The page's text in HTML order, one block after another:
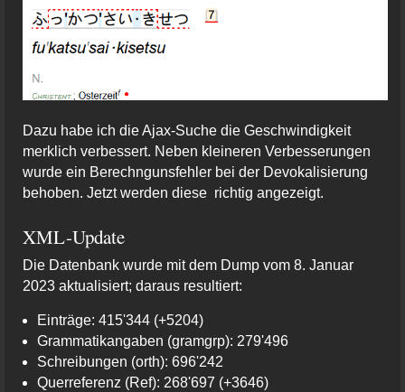
Dazu habe ich die Ajax-Suche die Geschwindigkeit
merklich verbessert. Neben kleineren Verbesserungen
wurde ein Berechngunsfehler bei der Devokalisierung
behoben. Jetzt werden diese richtig angezeigt.
XML-Update
Die Datenbank wurde mit dem Dump vom 8. Januar
2023 aktualisiert; daraus resultiert:
Einträge: 415'344 (+5204)
Grammatikangaben (gramgrp): 279'496
Schreibungen (orth): 696'242
Querreferenz (Ref): 268'697 (+3646)